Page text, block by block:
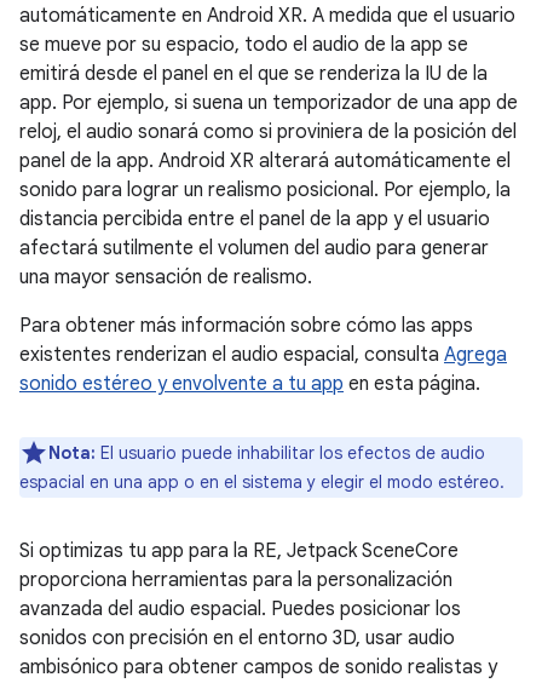
automáticamente en Android XR. A medida que el usuario
se mueve por su espacio, todo el audio de la app se
emitirá desde el panel en el que se renderiza la IU de la
app. Por ejemplo, si suena un temporizador de una app de
reloj, el audio sonará como si proviniera de la posición del
panel de la app. Android XR alterará automáticamente el
sonido para lograr un realismo posicional. Por ejemplo, la
distancia percibida entre el panel de la app y el usuario
afectará sutilmente el volumen del audio para generar
una mayor sensación de realismo.
Para obtener más información sobre cómo las apps
existentes renderizan el audio espacial, consulta Agrega
sonido estéreo y envolvente a tu app en esta página.
Nota: El usuario puede inhabilitar los efectos de audio
espacial en una app o en el sistema y elegir el modo estéreo.
Si optimizas tu app para la RE, Jetpack SceneCore
proporciona herramientas para la personalización
avanzada del audio espacial. Puedes posicionar los
sonidos con precisión en el entorno 3D, usar audio
ambisónico para obtener campos de sonido realistas y